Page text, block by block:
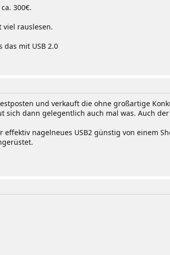
300€.
viel rauslesen.
das mit USB 2.0
und verkauft die ohne großartige
dann gelegentlich auch mal was. Auch
nagelneues USB2 günstig von einem